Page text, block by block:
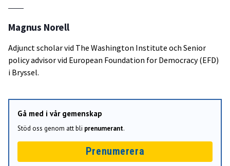
Magnus Norell
Adjunct scholar vid The Washington Institute och Senior
policy advisor vid European Foundation for Democracy (EFD)
i Bryssel.
Gå med i vår gemenskap
Stöd oss genom att bli prenumerant.
Prenumerera